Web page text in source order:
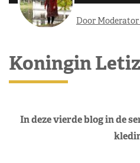
Door
Koningin
In deze vierde blog in de